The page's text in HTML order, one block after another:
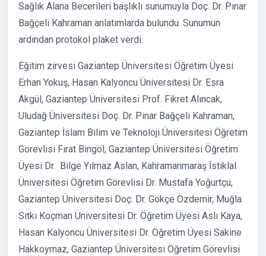
Sağlık Alana Becerileri başlıklı sunumuyla Doç. Dr. Pınar
Bağçeli Kahraman anlatımlarda bulundu. Sunumun
ardından protokol plaket verdi.
Eğitim zirvesi Gaziantep Üniversitesi Öğretim Üyesi
Erhan Yokuş, Hasan Kalyoncu Üniversitesi Dr. Esra
Akgül, Gaziantep Üniversitesi Prof. Fikret Alıncak,
Uludağ Üniversitesi Doç. Dr. Pınar Bağçeli Kahraman,
Gaziantep İslam Bilim ve Teknoloji Üniversitesi Öğretim
Görevlisi Fırat Bingöl, Gaziantep Üniversitesi Öğretim
Üyesi Dr. Bilge Yılmaz Aslan, Kahramanmaraş İstiklal
Üniversitesi Öğretim Görevlisi Dr. Mustafa Yoğurtçu,
Gaziantep Üniversitesi Doç. Dr. Gökçe Özdemir, Muğla
Sıtkı Koçman Üniversitesi Dr. Öğretim Üyesi Aslı Kaya,
Hasan Kalyoncu Üniversitesi Dr. Öğretim Üyesi Sakine
Hakkoymaz, Gaziantep Üniversitesi Öğretim Görevlisi